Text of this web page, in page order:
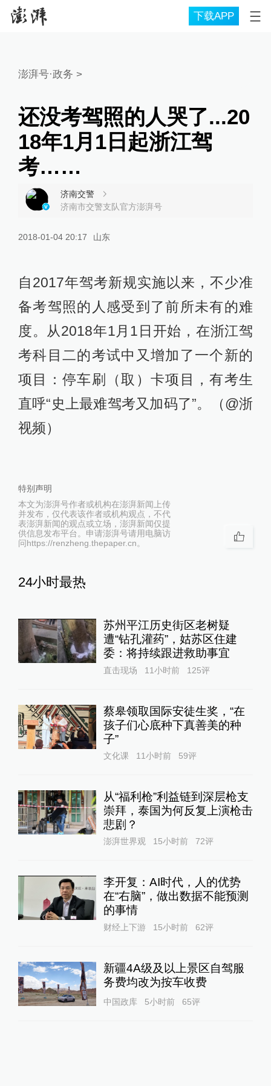
下载APP
澎湃号·政务 >
还没考驾照的人哭了...20
18年1月1日起浙江驾
考……
济南交警
济南市交警支队官方澎湃号
2018-01-04 20:17 山东
自2017年驾考新规实施以来，不少准
备考驾照的人感受到了前所未有的难
度。从2018年1月1日开始，在浙江驾
考科目二的考试中又增加了一个新的
项目：停车刷（取）卡项目，有考生
直呼“史上最难驾考又加码了”。（@浙
视频）
特别声明
本文为澎湃号作者或机构在澎湃新闻上传
并发布，仅代表该作者或机构观点，不代
表澎湃新闻的观点或立场，澎湃新闻仅提
供信息发布平台。申请澎湃号请用电脑访
问https://renzheng.thepaper.cn。
24小时最热
苏州平江历史街区老树疑
遭“钻孔灌药”，姑苏区住建
委：将持续跟进救助事宜
直击现场 11小时前 125评
蔡皋领取国际安徒生奖，“在
孩子们心底种下真善美的种
子”
文化课 11小时前 59评
从“福利枪”利益链到深层枪支
崇拜，泰国为何反复上演枪击
悲剧？
澎湃世界观 15小时前 72评
李开复：AI时代，人的优势
在“右脑”，做出数据不能预测
的事情
财经上下游 15小时前 62评
新疆4A级及以上景区自驾服
务费均改为按车收费
中国政库 5小时前 65评